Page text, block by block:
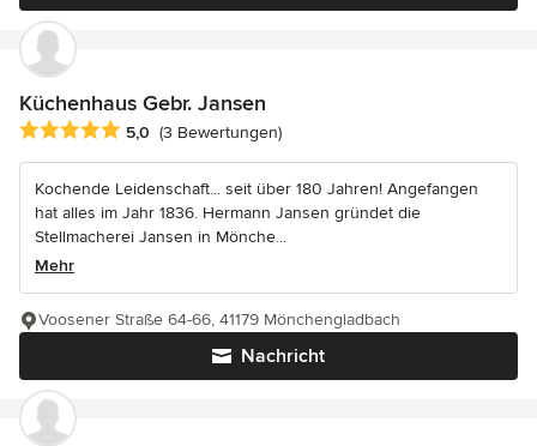
Küchenhaus Gebr. Jansen
Durchschnittliche Bewertung: 5 von 5 Sternen
5,0 (3 Bewertungen)
Kochende Leidenschaft... seit über 180 Jahren! Angefangen
hat alles im Jahr 1836. Hermann Jansen gründet die
Stellmacherei Jansen in Mönche...
Mehr
Nachricht
Voosener Straße 64-66, 41179 Mönchengladbach